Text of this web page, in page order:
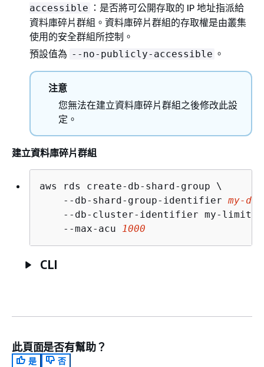
accessible ：是否將可公開存取的 IP 地址指派給
資料庫碎片群組。資料庫碎片群組的存取權是由叢集
使用的安全群組所控制。
預設值為 --no-publicly-accessible 。
注意
您無法在建立資料庫碎片群組之後修改此設
定。
建立資料庫碎片群組
aws rds create-db-shard-group \
    --db-shard-group-identifier
my-
--db-cluster-identifier my-
    --max-acu
1000
CLI
此頁面是否有幫助？
是
否